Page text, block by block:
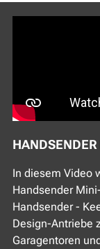
In diesem Video
Handsender
Handsender -
Design-Antriebe
Garagentoren